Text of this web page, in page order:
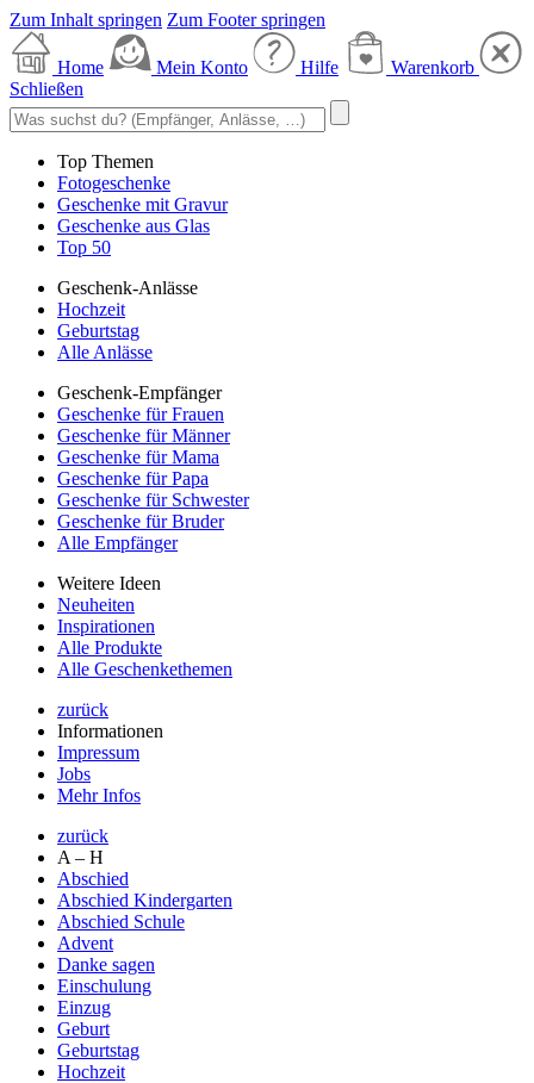
Zum Inhalt springen Zum Footer springen
Home Mein Konto Hilfe
Warenkorb
Schließen
Top Themen
Fotogeschenke
Geschenke mit Gravur
Geschenke aus Glas
Top 50
Geschenk-Anlässe
Hochzeit
Geburtstag
Alle Anlässe
Geschenk-Empfänger
Geschenke für Frauen
Geschenke für Männer
Geschenke für Mama
Geschenke für Papa
Geschenke für Schwester
Geschenke für Bruder
Alle Empfänger
Weitere Ideen
Neuheiten
Inspirationen
Alle Produkte
Alle Geschenkethemen
zurück
Informationen
Impressum
Jobs
Mehr Infos
zurück
A – H
Abschied
Abschied Kindergarten
Abschied Schule
Advent
Danke sagen
Einschulung
Einzug
Geburt
Geburtstag
Hochzeit